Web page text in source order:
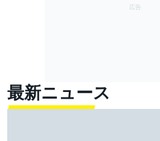
最新ニュース